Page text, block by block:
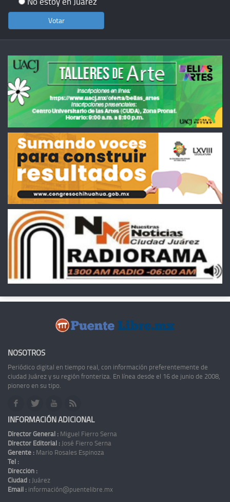
NOSOTROS
Periódico digital en tiempo real, con información preferentemente de
ciudad Juárez y su región fronteriza. En línea desde el 16 de junio de 2008,
pionero en su tipo.
INFORMACIÓN ADICIONAL
Director General : Miguel Fierro Serna
Director Editorial : José Fierro Serna
Gerente : Mario Rosales Espinoza
Tel :
Dirección :
Ciudad : Juárez
Email : información@puentelibre.mx